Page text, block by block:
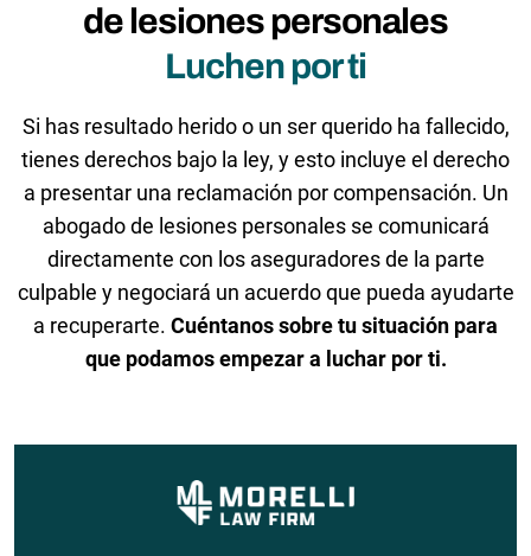
de lesiones personales
Luchen por ti
Si has resultado herido o un ser querido ha fallecido,
tienes derechos bajo la ley, y esto incluye el derecho
a presentar una reclamación por compensación. Un
abogado de lesiones personales se comunicará
directamente con los aseguradores de la parte
culpable y negociará un acuerdo que pueda ayudarte
a recuperarte. Cuéntanos sobre tu situación para
que podamos empezar a luchar por ti.